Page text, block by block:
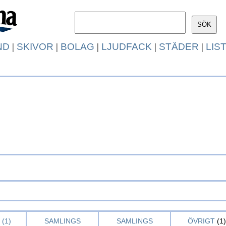
| SKIVOR | BOLAG | LJUDFACK | STÄDER |
(1)
SAMLINGS
SAMLINGS
ÖVRIGT(1)